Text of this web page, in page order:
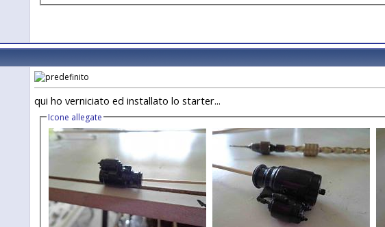
qui ho verniciato ed installato lo starter...
Icone allegate